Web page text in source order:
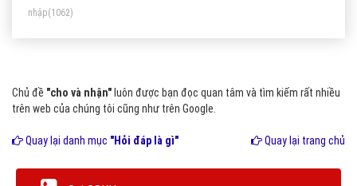
nhập(1062)
Chủ đề "cho và nhận" luôn được bạn đọc quan tâm và tìm kiếm rất nhiều
trên web của chúng tôi cũng như trên Google.
Quay lại danh mục "Hỏi đáp là gì" Quay lại trang chủ